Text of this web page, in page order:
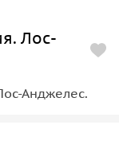
Лос-
Анджелес.